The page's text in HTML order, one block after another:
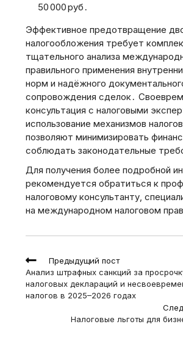
50 000 руб․
Эффективное предотвращение
налогообложения требует
тщательного анализа
правильного применения
норм и надёжного
сопровождения сделок․
консультация с налоговыми
использование механизмов
позволяют минимизировать
соблюдать законодательные
Для получения более подробной
рекомендуется обратиться к
налоговому консультанту‚
на международном налоговом
Read
more
articles
Предыдущий пост
Анализ штрафных санкций за
налоговых деклараций и
налогов в 2025–2026 годах
Налоговые льготы для